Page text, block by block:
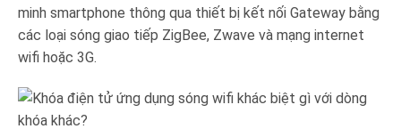
minh smartphone thông qua thiết bị kết nối Gateway bằng
các loại sóng giao tiếp ZigBee, Zwave và mạng internet
wifi hoặc 3G.